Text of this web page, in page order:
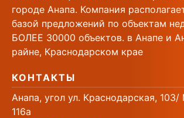
городе Анапа. Компания
базой предложений по объектам
БОЛЕЕ 30000 объектов. в Анапе и
райне, Краснодарском крае
КОНТАКТЫ
Анапа, угол ул. Краснодарская, 103/
116а